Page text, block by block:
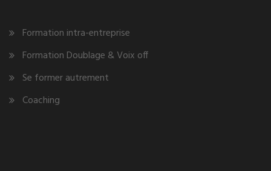
Formation intra-entreprise
Formation Doublage & Voix off
Se former autrement
Coaching